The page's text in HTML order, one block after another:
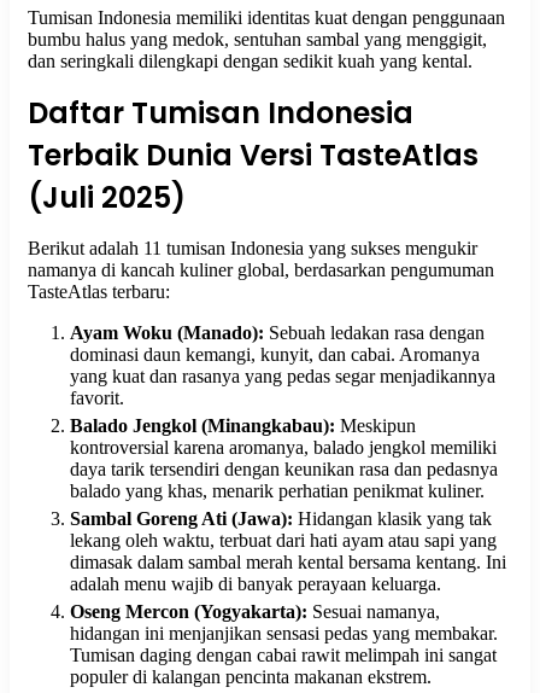
Tumisan Indonesia memiliki identitas kuat dengan penggunaan
bumbu halus yang medok, sentuhan sambal yang menggigit,
dan seringkali dilengkapi dengan sedikit kuah yang kental.
Daftar Tumisan Indonesia
Terbaik Dunia Versi TasteAtlas
(Juli 2025)
Berikut adalah 11 tumisan Indonesia yang sukses mengukir
namanya di kancah kuliner global, berdasarkan pengumuman
TasteAtlas terbaru:
Ayam Woku (Manado): Sebuah ledakan rasa dengan
dominasi daun kemangi, kunyit, dan cabai. Aromanya
yang kuat dan rasanya yang pedas segar menjadikannya
favorit.
Balado Jengkol (Minangkabau): Meskipun
kontroversial karena aromanya, balado jengkol memiliki
daya tarik tersendiri dengan keunikan rasa dan pedasnya
balado yang khas, menarik perhatian penikmat kuliner.
Sambal Goreng Ati (Jawa): Hidangan klasik yang tak
lekang oleh waktu, terbuat dari hati ayam atau sapi yang
dimasak dalam sambal merah kental bersama kentang. Ini
adalah menu wajib di banyak perayaan keluarga.
Oseng Mercon (Yogyakarta): Sesuai namanya,
hidangan ini menjanjikan sensasi pedas yang membakar.
Tumisan daging dengan cabai rawit melimpah ini sangat
populer di kalangan pencinta makanan ekstrem.